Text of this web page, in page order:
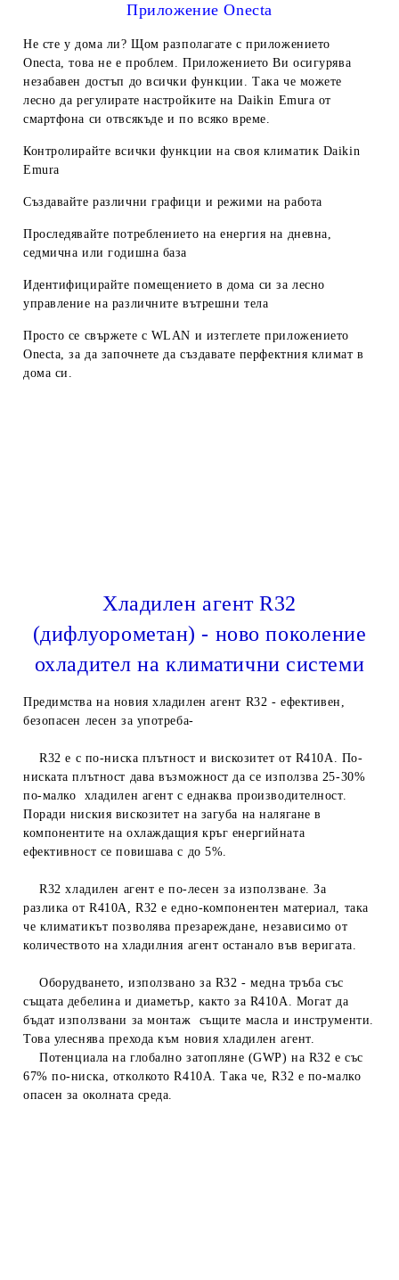
Приложение Onecta
Не сте у дома ли? Щом разполагате с приложението
Onecta, това не е проблем. Приложението Ви осигурява
незабавен достъп до всички функции. Така че можете
лесно да регулирате настройките на Daikin Emura от
смартфона си отвсякъде и по всяко време.
Контролирайте всички функции на своя климатик Daikin
Emura
Създавайте различни графици и режими на работа
Проследявайте потреблението на енергия на дневна,
седмична или годишна база
Идентифицирайте помещението в дома си за лесно
управление на различните вътрешни тела
Просто се свържете с WLAN и изтеглете приложението
Onecta, за да започнете да създавате перфектния климат в
дома си.
Хладилен агент R32
(дифлуорометан) - ново поколение
охладител на климатични системи
Предимства на новия хладилен агент R32 - ефективен,
безопасен лесен за употреба-
R32 е с по-ниска плътност и вискозитет от R410A. По-
ниската плътност дава възможност да се използва 25-30%
по-малко хладилен агент с еднаква производителност.
Поради ниския вискозитет на загуба на налягане в
компонентите на охлаждащия кръг енергийната
ефективност се повишава с до 5%.
R32 хладилен агент е по-лесен за използване. За
разлика от R410A, R32 е едно-компонентен материал, така
че климатикът позволява презареждане, независимо от
количеството на хладилния агент останало във веригата.
Оборудването, използвано за R32 - медна тръба със
същата дебелина и диаметър, както за R410A. Могат да
бъдат използвани за монтаж същите масла и инструменти.
Това улеснява прехода към новия хладилен агент.
Потенциала на глобално затопляне (GWP) на R32 е със
67% по-ниска, отколкото R410A. Така че, R32 е по-малко
опасен за околната среда.